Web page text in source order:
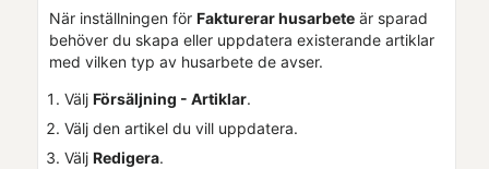
När inställningen för Fakturerar husarbete är sparad
behöver du skapa eller uppdatera existerande artiklar
med vilken typ av husarbete de avser.
Välj Försäljning - Artiklar.
Välj den artikel du vill uppdatera.
Välj Redigera.